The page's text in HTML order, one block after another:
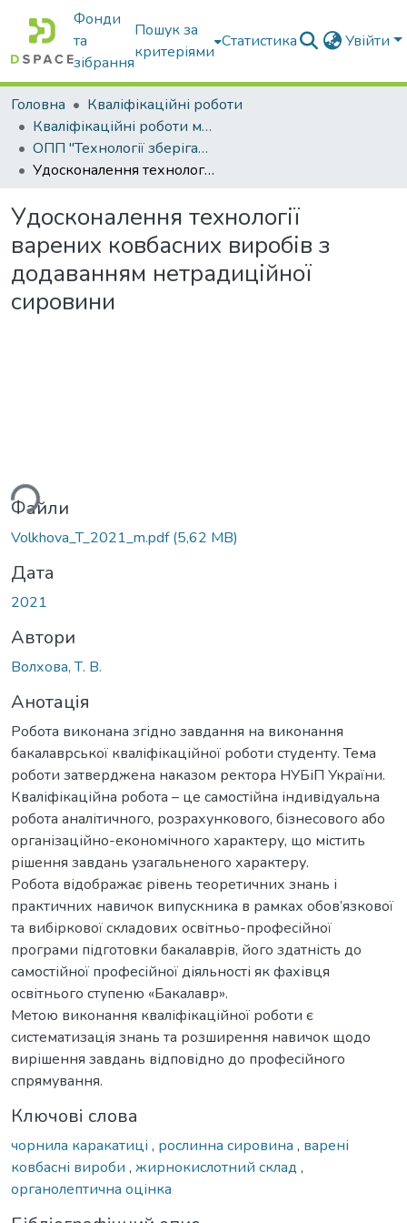
Фонди
та
зібрання
Пошук за
критеріями
Статистика Увійти
Головна
Кваліфікаційні роботи
Кваліфікаційні роботи магістрів
ОПП "Технології зберігання та переробки водних біоресурсів"
Удосконалення технології варених ковбасних виробів з додаванням нетрадиційної сировини
Удосконалення технології
варених ковбасних виробів з
додаванням нетрадиційної
сировини
Файли
Volkhova_T_2021_m.pdf(5,62 MB)
Дата
2021
Автори
Волхова, Т. В.
Анотація
Робота виконана згідно завдання на виконання
бакалаврської кваліфікаційної роботи студенту. Тема
роботи затверджена наказом ректора НУБіП України.
Кваліфікаційна робота – це самостійна індивідуальна
робота аналітичного, розрахункового, бізнесового або
організаційно-економічного характеру, що містить
рішення завдань узагальненого характеру.
Робота відображає рівень теоретичних знань і
практичних навичок випускника в рамках обов’язкової
та вибіркової складових освітньо-професійної
програми підготовки бакалаврів, його здатність до
самостійної професійної діяльності як фахівця
освітнього ступеню «Бакалавр».
Метою виконання кваліфікаційної роботи є
систематизація знань та розширення навичок щодо
вирішення завдань відповідно до професійного
спрямування.
Ключові слова
чорнила каракатиці , рослинна сировина , варені
ковбасні вироби , жирнокислотний склад ,
органолептична оцінка